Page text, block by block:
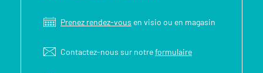
Prenez rendez-vous en visio ou en magasin
Contactez-nous sur notreformulaire